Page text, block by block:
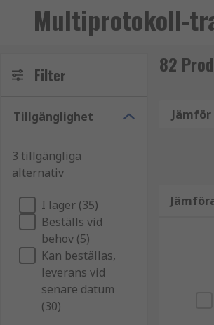
Multiprotokoll-
Filter
Tillgänglighet
3 tillgängliga
alternativ
I lager (35)
Beställs vid
behov (5)
Kan beställas,
leverans vid
senare datum
(30)
82
Jämför